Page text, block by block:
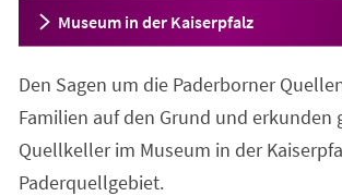
Museum in der Kaiserpfalz
Den Sagen um die Paderborner
Familien auf den Grund und erkunden
Quellkeller im Museum in der
Paderquellgebiet.